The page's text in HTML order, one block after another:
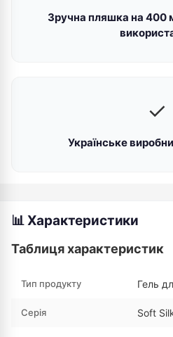
Зручна пляшка на 400
✓
Українське
📊 Характеристики
Таблиця характеристик
Тип продукту Гель
Серія Soft